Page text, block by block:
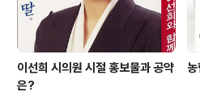
월 29..
이선희 시의원 시절 홍보물과 공약
은?
농